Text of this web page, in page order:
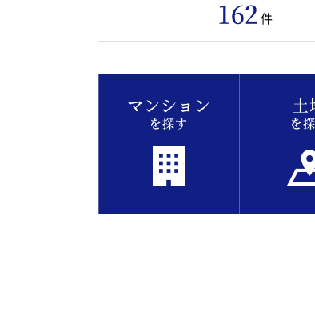
162件
マンション
を探す
土
を